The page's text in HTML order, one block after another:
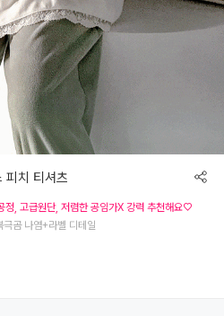
치 티셔츠
정, 고급원단, 저렴한 공임가X 강력 추천해요♡
곰 나염+라벨 디테일